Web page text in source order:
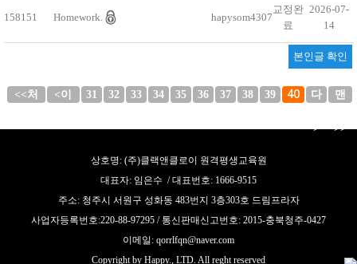
158151 Homework. hapysom4307
교정완
료
2026-07-
14
본인글 확인
<<처
<이
31 32 33 34 35 36 37 38 39 40
다
>
맨
>>
상호명: (주)클랙앤클로이 원격평생교육원
대표자: 임은수 / 대표번호: 1666-9515
주소: 청주시 서원구 성화동 483번지 3층303호 드림프라자
사업자등록번호:220-88-97295 / 통신판매신고번호: 2015-충북청주-0427
이메일: qorrlfqn@naver.com
Copyright by Happy., LTD. All reght reserved